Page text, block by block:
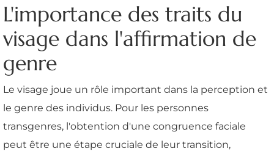
L'importance des traits du
visage dans l'affirmation de
genre
Le visage joue un rôle important dans la perception et
le genre des individus. Pour les personnes
transgenres, l'obtention d'une congruence faciale
peut être une étape cruciale de leur transition,